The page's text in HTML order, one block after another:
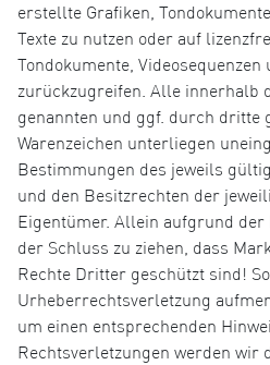
erstellte Grafiken,
Texte zu nutzen oder auf
Tondokumente, Videosequenzen
zurückzugreifen. Alle innerhalb
genannten und ggf. durch dritte
Warenzeichen unterliegen
Bestimmungen des jeweils
und den Besitzrechten der
Eigentümer. Allein aufgrund
der Schluss zu ziehen, dass
Rechte Dritter geschützt sind!
Urheberrechtsverletzung
um einen entsprechenden
Rechtsverletzungen werden wir